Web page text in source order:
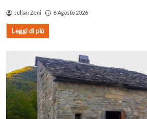
Julian Zeni 6 Agosto 2026
Leggi di più